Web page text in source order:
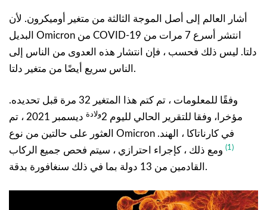
أشار العالم إلى أصل الموجة الثالثة من متغير أوميكرون. لأن
البديل Omicron من COVID-19 انتشر أسرع 7 مرات من
دلتا. ليس ذلك فحسب ، فإن انتشار هذه العدوى من الناس إلى
الناس سريع أيضًا من متغير دلتا.
وفقًا للمعلومات ، تم كتم هذا المتغير 32 مرة قبل تحديده.
مؤخرا، وفقا للتقرير الحالي لليوم 2
ولادة
ديسمبر 2021 ، تم
العثور على حالتين من نوع Omicron في كارناتاكا ، الهند.
(1)
ومع ذلك ، كإجراء احترازي ، سيتم فحص جميع الركاب
القادمين من 13 دولة بما في ذلك سنغافورة بدقة.